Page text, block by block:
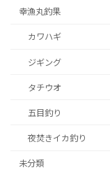
幸漁丸釣果
カワハギ
ジギング
タチウオ
五目釣り
夜焚きイカ釣り
未分類